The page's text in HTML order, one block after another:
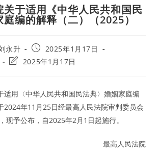
于适用《中华人民共和国民
编的解释（二）（2025）
永升
Post
published:
2025年1月17日
Post2025年1月17日
适用〈中华人民共和国民法典〉婚姻家庭编
2024年11月25日经最高人民法院审判委员会
现予公布，自2025年2月1日起施行。
最高人民法院